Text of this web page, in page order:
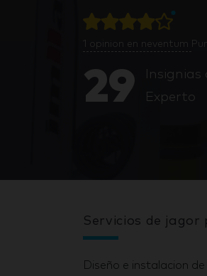
opinion en neventum
29
Insignias
Experto
Servicios de jagor
Diseño e instalacion